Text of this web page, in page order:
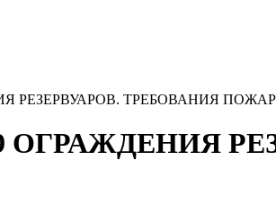
РЕЗЕРВУАРОВ. ТРЕБОВАНИЯ
ОГРАЖДЕНИЯ